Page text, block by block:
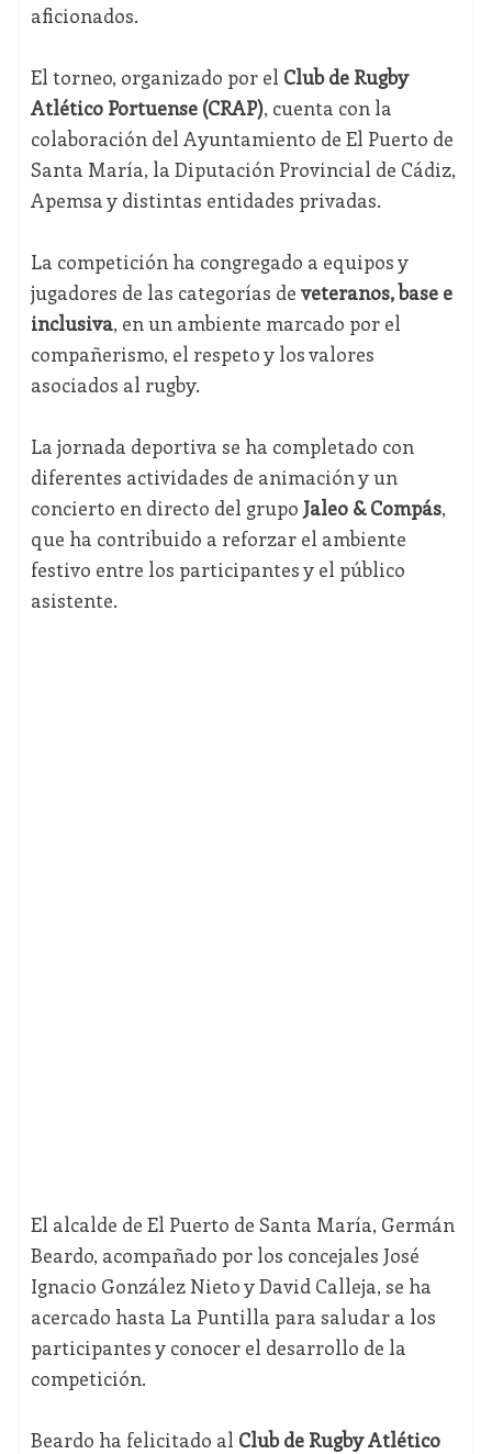
aficionados.
El torneo, organizado por el Club de Rugby
Atlético Portuense (CRAP), cuenta con la
colaboración del Ayuntamiento de El Puerto de
Santa María, la Diputación Provincial de Cádiz,
Apemsa y distintas entidades privadas.
La competición ha congregado a equipos y
jugadores de las categorías de veteranos, base e
inclusiva, en un ambiente marcado por el
compañerismo, el respeto y los valores
asociados al rugby.
La jornada deportiva se ha completado con
diferentes actividades de animación y un
concierto en directo del grupo Jaleo & Compás,
que ha contribuido a reforzar el ambiente
festivo entre los participantes y el público
asistente.
El alcalde de El Puerto de Santa María, Germán
Beardo, acompañado por los concejales José
Ignacio González Nieto y David Calleja, se ha
acercado hasta La Puntilla para saludar a los
participantes y conocer el desarrollo de la
competición.
Beardo ha felicitado al Club de Rugby Atlético